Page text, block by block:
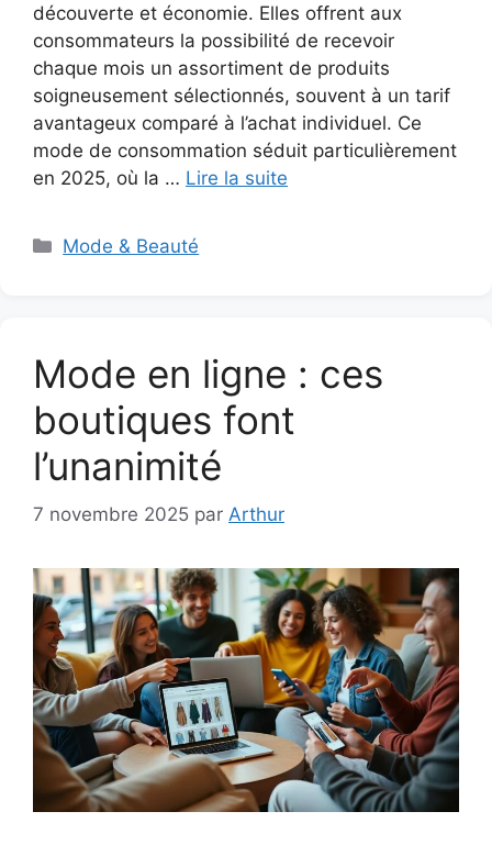
découverte et économie. Elles offrent aux
consommateurs la possibilité de recevoir
chaque mois un assortiment de produits
soigneusement sélectionnés, souvent à un tarif
avantageux comparé à l’achat individuel. Ce
mode de consommation séduit particulièrement
en 2025, où la … Lire la suite
Catégories
Mode & Beauté
Mode en ligne : ces
boutiques font
l’unanimité
7 novembre 2025 par Arthur